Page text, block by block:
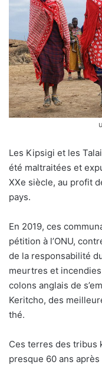
Les Kipsigi et les
été maltraitées et
XXe siècle, au profit
pays.
En 2019, ces
pétition à l’ONU,
de la responsabilité
meurtres et
colons anglais de
Keritcho, des
thé.
Ces terres des tribus
presque 60 ans après